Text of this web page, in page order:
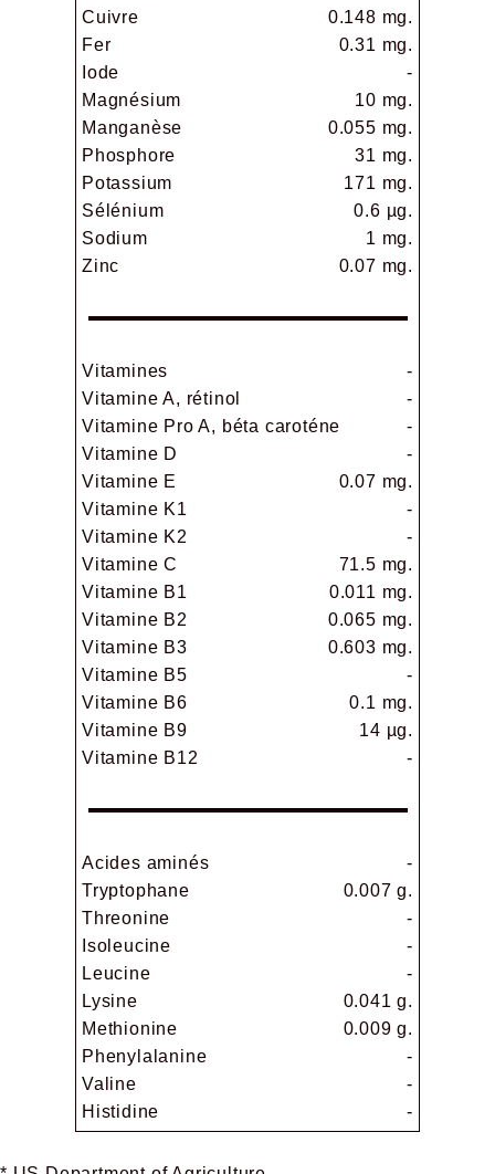
Cuivre
0.148 mg.
Fer
0.31 mg.
Iode
-
Magnésium
10 mg.
Manganèse
0.055 mg.
Phosphore
31 mg.
Potassium
171 mg.
Sélénium
0.6 µg.
Sodium
1 mg.
Zinc
0.07 mg.
Vitamines
-
Vitamine A, rétinol
-
Vitamine Pro A, béta caroténe
-
Vitamine D
-
Vitamine E
0.07 mg.
Vitamine K1
-
Vitamine K2
-
Vitamine C
71.5 mg.
Vitamine B1
0.011 mg.
Vitamine B2
0.065 mg.
Vitamine B3
0.603 mg.
Vitamine B5
-
Vitamine B6
0.1 mg.
Vitamine B9
14 µg.
Vitamine B12
-
Acides aminés
-
Tryptophane
0.007 g.
Threonine
-
Isoleucine
-
Leucine
-
Lysine
0.041 g.
Methionine
0.009 g.
Phenylalanine
-
Valine
-
Histidine
-